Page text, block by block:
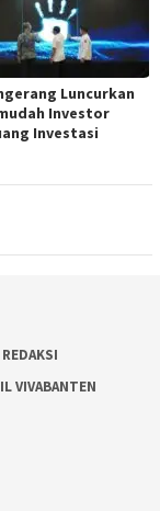
Luncurkan
Investor
Investasi
REDAKSI
VIVABANTEN